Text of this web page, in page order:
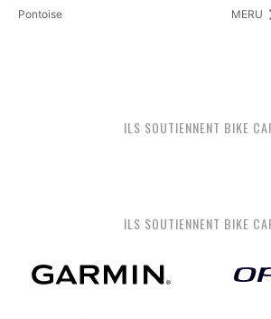
Pontoise
MERU